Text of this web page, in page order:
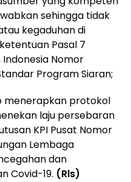
sehingga tidak
kegaduhan di
Pasal 7
Nomor
Program Siaran;
menerapkan protokol
laju persebaran
KPI Pusat Nomor
Lembaga
dan
Covid-19. (Rls)